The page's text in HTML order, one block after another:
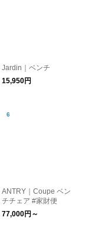
Jardin｜ベンチ
15,950円
ANTRY｜Coupe ベン
チチェア #家財便
77,000円～